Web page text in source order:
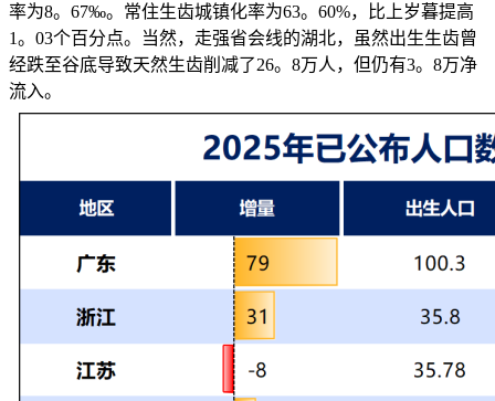
率为8。67‰。常住生齿城镇化率为63。60%，比上岁暮提高
1。03个百分点。当然，走强省会线的湖北，虽然出生生齿曾
经跌至谷底导致天然生齿削减了26。8万人，但仍有3。8万净
流入。